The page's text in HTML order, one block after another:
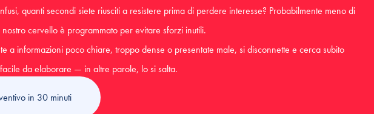
quanti secondi siete riusciti a resistere prima di perdere interesse? Probabilmente meno di
cervello è programmato per evitare sforzi inutili.
a informazioni poco chiare, troppo dense o presentate male, si disconnette e cerca subito
da elaborare — in altre parole, lo si salta.
in 30 minuti